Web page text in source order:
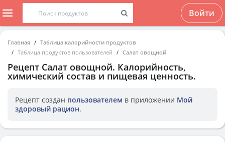
Войти
Главная
Таблица калорийности продуктов
Таблица продуктов пользователей
Салат овощной
Рецепт Салат овощной. Калорийность,
химический состав и пищевая ценность.
Рецепт создан пользователем в приложении Мой
здоровый рацион.